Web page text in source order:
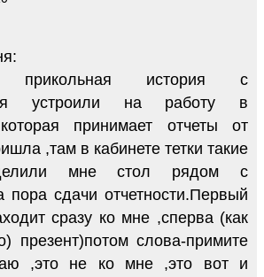
история с
устроили на работу в
принимает отчеты от
,там в кабинете тетки такие
мне стол рядом с
сдачи отчетности.Первый
сразу ко мне ,сперва (как
презент)потом слова-примите
,это не ко мне ,это вот и